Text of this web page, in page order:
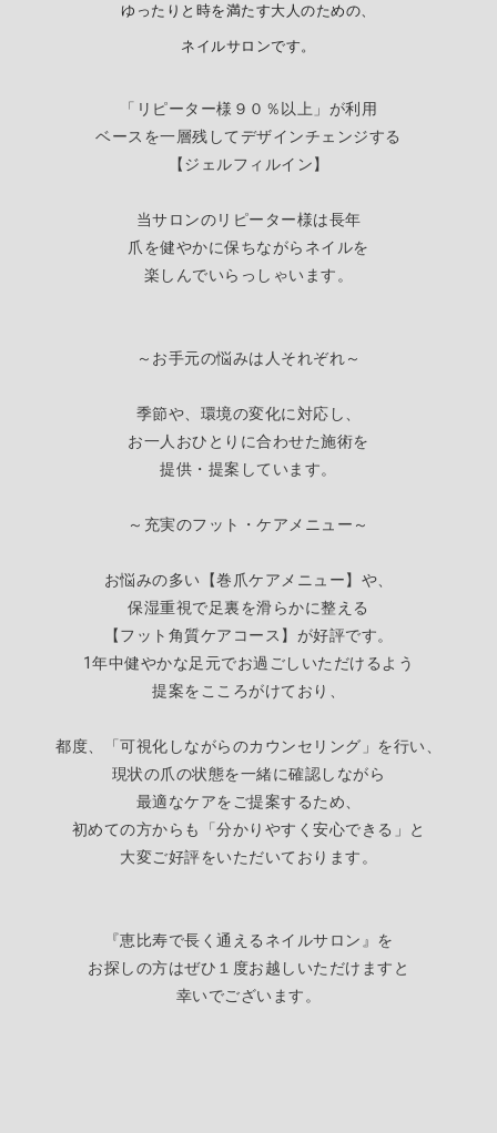
ゆったりと時を満たす大人のための、
ネイルサロンです。
「リピーター様９０％以上」が利用
ベースを一層残してデザインチェンジする
【ジェルフィルイン】
当サロンのリピーター様は長年
爪を健やかに保ちながらネイルを
楽しんでいらっしゃいます。
～お手元の悩みは人それぞれ～
季節や、環境の変化に対応し、
お一人おひとりに合わせた施術を
提供・提案しています。
～充実のフット・ケアメニュー～
お悩みの多い【巻爪ケアメニュー】や、
保湿重視で足裏を滑らかに整える
【フット角質ケアコース】が好評です。
1年中健やかな足元でお過ごしいただけるよう
提案をこころがけており、
都度、「可視化しながらのカウンセリング」を行い、
現状の爪の状態を一緒に確認しながら
最適なケアをご提案するため
初めての方からも「分かりやすく安心できる」
と
大変ご好評をいただいております。
『恵比寿で長く通えるネイルサロン』を
お探しの方はぜひ１度お越しいただけますと
幸いでございます。